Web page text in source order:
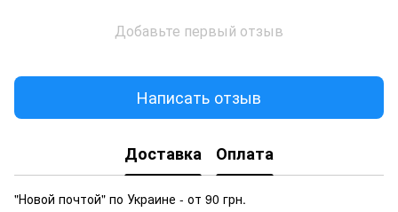
Добавьте первый отзыв
Написать отзыв
Доставка Оплата
"Новой почтой" по Украине - от 90 грн.